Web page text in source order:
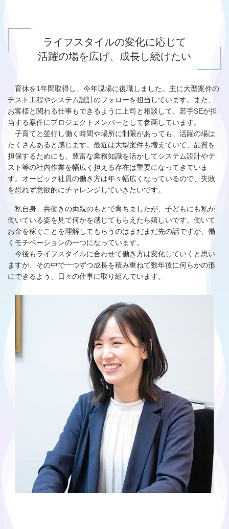
ライフスタイルの変化に応じて
活躍の場を広げ、成長し続けたい
育休を1年間取得し、今年現場に復職しました。主に大型案件の
テスト工程やシステム設計のフォローを担当しています。また、
お客様と関わる仕事もできるように上司と相談して、若手SEが担
当する案件にプロジェクトメンバーとして参画しています。
子育てと並行し働く時間や場所に制限があっても、活躍の場は
たくさんあると感じます。最近は大型案件も増えていて、品質を
担保するためにも、豊富な業務知識を活かしてシステム設計やテ
スト等の社内作業を幅広く担える存在は重要になってきていま
す。オービック社員の働き方は年々幅広くなっているので、失敗
を恐れず意欲的にチャレンジしていきたいです。
私自身、共働きの両親のもとで育ちましたが、子どもにも私が
働いている姿を見て何かを感じてもらえたら嬉しいです。働いて
お金を稼ぐことを理解してもらうのはまだまだ先の話ですが、働
くモチベーションの一つになっています。
今後もライフスタイルに合わせて働き方は変化していくと思い
ますが、その中で一つずつ成長を積み重ねて数年後に何らかの形
にできるよう、日々の仕事に取り組んでいます。